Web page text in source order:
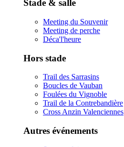
Stade & salle
Meeting du Souvenir
Meeting de perche
Déca'l'heure
Hors stade
Trail des Sarrasins
Boucles de Vauban
Foulées du Vignoble
Trail de la Contrebandière
Cross Anzin Valenciennes
Autres événements